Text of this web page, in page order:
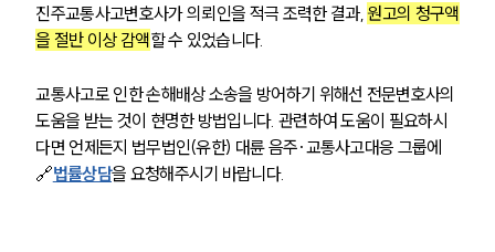
진주교통사고변호사가 의뢰인을 적극 조력한 결과, 원고의 청구액
을 절반 이상 감액할 수 있었습니다.
교통사고로 인한 손해배상 소송을 방어하기 위해선 전문변호사의
도움을 받는 것이 현명한 방법입니다. 관련하여 도움이 필요하시
다면 언제든지 법무법인(유한) 대륜 음주·교통사고대응 그룹에
🔗법률상담을 요청해주시기 바랍니다.